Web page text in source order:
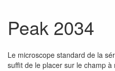
Peak 2034
Le microscope standard de la
suffit de le placer sur le champ